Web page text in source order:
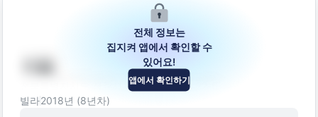
어울
전북특별자치도 전주시 덕진구 솔내2길 22-6
빌라2018년 (8년차)
전체 정보는
집지켜 앱에서 확인할 수
있어요!
앱에서 확인하기